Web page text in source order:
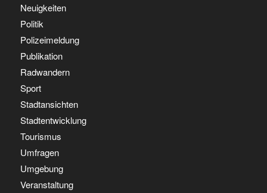
Neuigkeiten
Politik
Polizeimeldung
Publikation
Radwandern
Sport
Stadtansichten
Stadtentwicklung
Tourismus
Umfragen
Umgebung
Veranstaltung